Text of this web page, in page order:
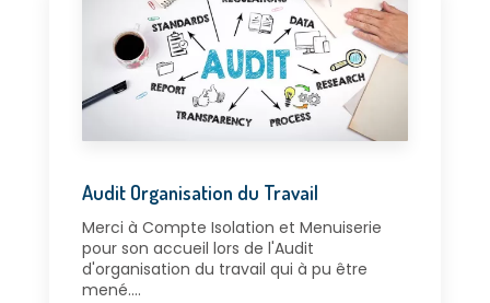
Audit Organisation du Travail
Merci à Compte Isolation et Menuiserie
pour son accueil lors de l'Audit
d'organisation du travail qui à pu être
mené....